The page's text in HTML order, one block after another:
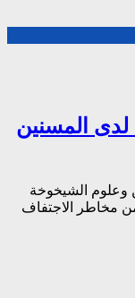
المسنين
وعلوم الشيخوخة
مخاطر الاجتفاف